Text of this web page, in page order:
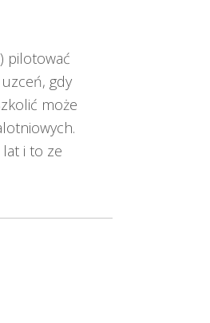
pilotować
gdy
może
i to ze